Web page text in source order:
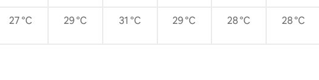
27 °C 29 °C 31 °C 29 °C 28 °C 28 °C